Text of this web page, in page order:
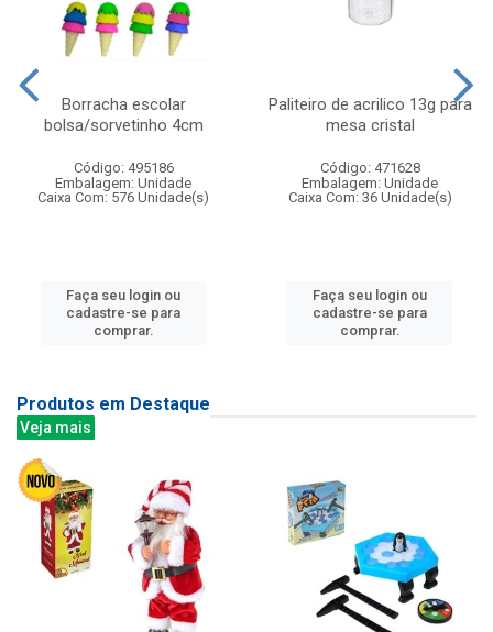
Borracha escolar
bolsa/sorvetinho 4cm
Código: 495186
Embalagem: Unidade
Caixa Com: 576 Unidade(s)
Faça seu login ou
cadastre-se para
comprar.
Paliteiro de acrilico 13g para
mesa cristal
Código: 471628
Embalagem: Unidade
Caixa Com: 36 Unidade(s)
Faça seu login ou
cadastre-se para
comprar.
Produtos em Destaque
Veja mais